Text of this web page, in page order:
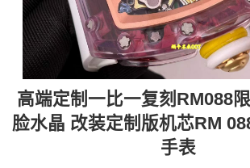
高端定制一比一复刻RM088
脸水晶 改装定制版机芯RM
手表